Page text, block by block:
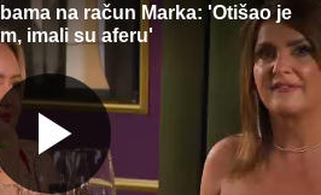
na račun Marka: 'Otišao je
imali su aferu'